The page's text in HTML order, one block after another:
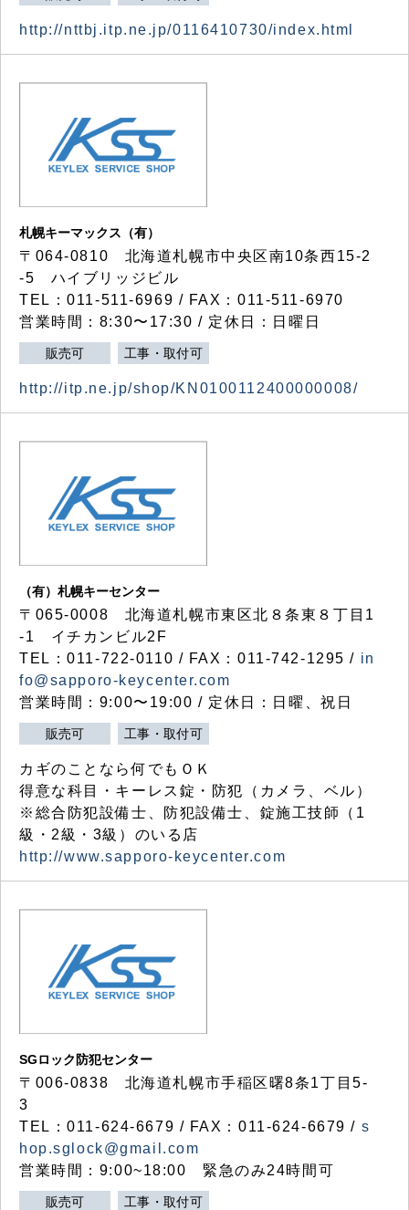
http://nttbj.itp.ne.jp/0116410730/index.html
札幌キーマックス（有）
〒064-0810 北海道札幌市中央区南10条西15-2
-5 ハイブリッジビル
TEL：011-511-6969 / FAX：011-511-6970
営業時間：8:30〜17:30 / 定休日：日曜日
販売可 工事・取付可
http://itp.ne.jp/shop/KN0100112400000008/
（有）札幌キーセンター
〒065-0008 北海道札幌市東区北８条東８丁目1
-1 イチカンビル2F
TEL：011-722-0110 / FAX：011-742-1295 / in
fo@sapporo-keycenter.com
営業時間：9:00〜19:00 / 定休日：日曜、祝日
販売可 工事・取付可
カギのことなら何でもＯＫ
得意な科目・キーレス錠・防犯（カメラ、ベル）
※総合防犯設備士、防犯設備士、錠施工技師（1
級・2級・3級）のいる店
http://www.sapporo-keycenter.com
SGロック防犯センター
〒006-0838 北海道札幌市手稲区曙8条1丁目5-
3
TEL：011-624-6679 / FAX：011-624-6679 / s
hop.sglock@gmail.com
営業時間：9:00~18:00 緊急のみ24時間可
販売可 工事・取付可